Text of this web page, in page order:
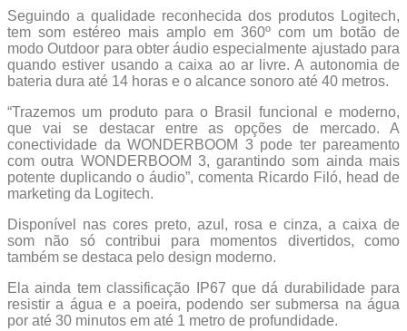
Seguindo a qualidade reconhecida dos produtos Logitech,
tem som estéreo mais amplo em 360º com um botão de
modo Outdoor para obter áudio especialmente ajustado para
quando estiver usando a caixa ao ar livre. A autonomia de
bateria dura até 14 horas e o alcance sonoro até 40 metros.
“Trazemos um produto para o Brasil funcional e moderno,
que vai se destacar entre as opções de mercado. A
conectividade da WONDERBOOM 3 pode ter pareamento
com outra WONDERBOOM 3, garantindo som ainda mais
potente duplicando o áudio”, comenta Ricardo Filó, head de
marketing da Logitech.
Disponível nas cores preto, azul, rosa e cinza, a caixa de
som não só contribui para momentos divertidos, como
também se destaca pelo design moderno.
Ela ainda tem classificação IP67 que dá durabilidade para
resistir a água e a poeira, podendo ser submersa na água
por até 30 minutos em até 1 metro de profundidade.